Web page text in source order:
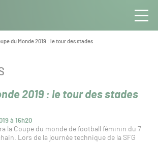
cookies
du Monde 2019 : le tour des stades
2019 : le tour des stades
à 16h20
la Coupe du monde de football féminin du 7
Lors de la journée technique de la SFG